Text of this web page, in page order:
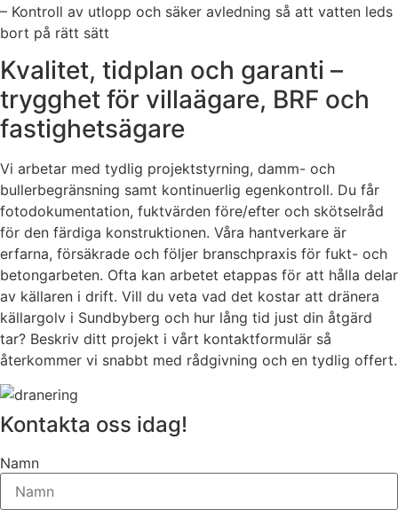
– Kontroll av utlopp och säker avledning så att vatten leds
bort på rätt sätt
Kvalitet, tidplan och garanti –
trygghet för villaägare, BRF och
fastighetsägare
Vi arbetar med tydlig projektstyrning, damm- och
bullerbegränsning samt kontinuerlig egenkontroll. Du får
fotodokumentation, fuktvärden före/efter och skötselråd
för den färdiga konstruktionen. Våra hantverkare är
erfarna, försäkrade och följer branschpraxis för fukt- och
betongarbeten. Ofta kan arbetet etappas för att hålla delar
av källaren i drift. Vill du veta vad det kostar att dränera
källargolv i Sundbyberg och hur lång tid just din åtgärd
tar? Beskriv ditt projekt i vårt kontaktformulär så
återkommer vi snabbt med rådgivning och en tydlig offert.
Kontakta oss idag!
Namn